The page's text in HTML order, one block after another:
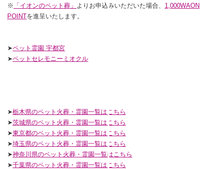
※ 「イオンのペット葬」 よりお申込みいただいた場合、 1,000WAON
POINTを進呈いたします。
➤ペット霊園 宇都宮
➤ペットセレモニーミオクル
➤栃木県のペット火葬・霊園一覧はこちら
➤茨城県のペット火葬・霊園一覧はこちら
➤東京都のペット火葬・霊園一覧はこちら
➤埼玉県のペット火葬・霊園一覧はこちら
➤神奈川県のペット火葬・霊園一覧はこちら
➤千葉県のペット火葬・霊園一覧はこちら